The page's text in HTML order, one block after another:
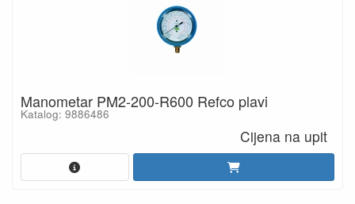
Manometar PM2-200-R600 Refco plavi
Katalog: 9886486
Cijena na upit